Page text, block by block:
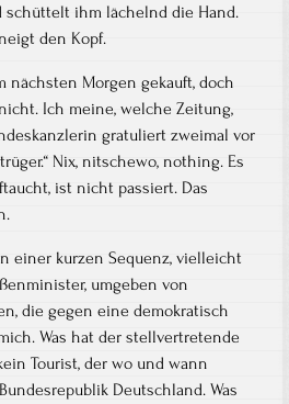
schüttelt ihm lächelnd die Hand.
den Kopf.
nächsten Morgen gekauft, doch
Ich meine, welche Zeitung,
gratuliert zweimal vor
Nix, nitschewo, nothing. Es
ist nicht passiert. Das
einer kurzen Sequenz, vielleicht
umgeben von
die gegen eine demokratisch
Was hat der stellvertretende
Tourist, der wo und wann
Deutschland. Was